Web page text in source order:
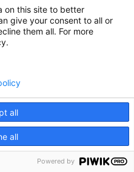
externs
li he prestat atenció
moviment del 15 de maig.
on this site to better
give your consent to all or
them all. For more
all
all
Powered by